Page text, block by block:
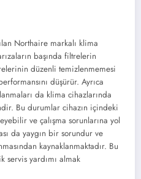
Northaire markalı klima
başında filtrelerin
düzenli temizlenmemesi
düşürür. Ayrıca
da klima cihazlarında
Bu durumlar cihazın içindeki
ve çalışma sorunlarına yol
da yaygın bir sorundur ve
kaynaklanmaktadır. Bu
yardımı almak